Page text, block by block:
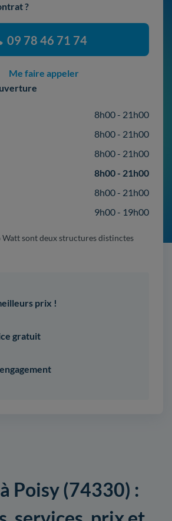
?
09 78 46 71 74
Me faire appeler
8h00 - 21h00
8h00 - 21h00
8h00 - 21h00
8h00 - 21h00
8h00 - 21h00
9h00 - 19h00
Watt sont deux structures distinctes
prix !
gratuit
Poisy (74330) :